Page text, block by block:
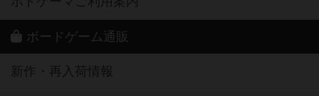
ボードゲーム通販
新作・再入荷情報